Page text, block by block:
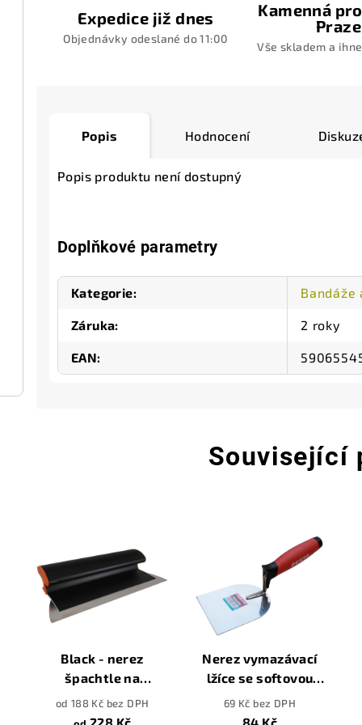
Expedice již dnes
Objednávky odeslané do 11:00
Kamenná
Praze
Vše skladem a
Popis Hodnocení
Popis produktu není dostupný
Doplňkové parametry
Kategorie: Bandáže
Záruka: 2 roky
EAN:
Související
Black - nerez
špachtle na
celoplošné tmelení
od 188 Kč bez DPH
228 Kč
Nerez vymazávací
lžíce se softovou
rukojetí, 100mm
69 Kč bez DPH
84 Kč